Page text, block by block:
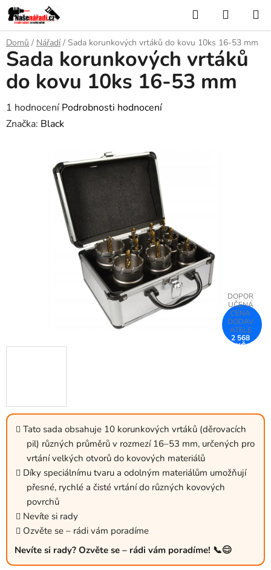
Přejít
na
obsah
Hledat
KOŠÍK
Domů / Nářadí / Sada korunkových vrtáků do kovu 10ks 16-53 mm
Tato sada obsahuje 10 korunkových vrtáků (děrovacích
pil) různých průměrů v rozmezí 16–53 mm, určených pro
vrtání velkých otvorů do kovových materiálů
Díky speciálnímu tvaru a odolným materiálům umožňují
přesné, rychlé a čisté vrtání do různých kovových
povrchů
Nevíte si rady
Ozvěte se – rádi vám poradíme
Nevíte si rady? Ozvěte se – rádi vám poradíme! 📞😊
Sada korunkových vrtáků
do kovu 10ks 16-53 mm
Průměrné
hodnocení
1 hodnocení Podrobnosti hodnocení
Značka: Black
2 568
KČ